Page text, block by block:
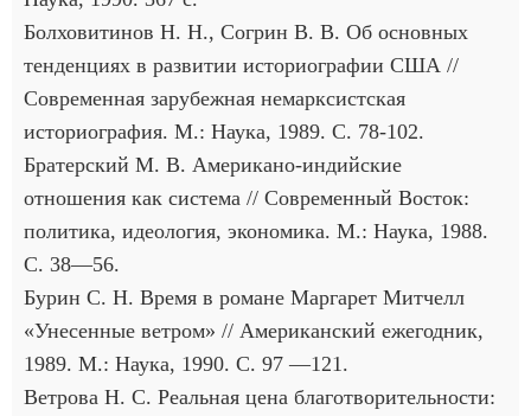
Болховитинов Н. Н., Согрин В. В. Об основных
тенденциях в развитии историографии США //
Современная зарубежная немарксистская
историография. М.: Наука, 1989. С. 78-102.
Братерский М. В. Американо-индийские
отношения как система // Современный Восток:
политика, идеология, экономика. М.: Наука, 1988.
С. 38—56.
Бурин С. Н. Время в романе Маргарет Митчелл
«Унесенные ветром» // Американский ежегодник,
1989. М.: Наука, 1990. С. 97 —121.
Ветрова Н. С. Реальная цена благотворительности: